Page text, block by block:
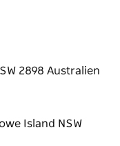
2898 Australien